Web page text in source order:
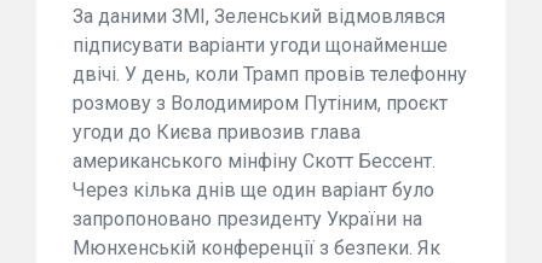
За даними ЗМІ, Зеленський відмовлявся
підписувати варіанти угоди щонайменше
двічі. У день, коли Трамп провів телефонну
розмову з Володимиром Путіним, проєкт
угоди до Києва привозив глава
американського мінфіну Скотт Бессент.
Через кілька днів ще один варіант було
запропоновано президенту України на
Мюнхенській конференції з безпеки. Як